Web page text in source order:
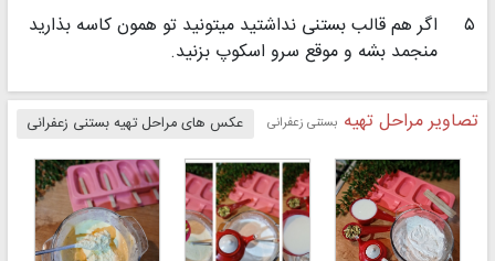
۵
اگر هم قالب بستنی نداشتید میتونید تو همون کاسه بذارید
منجمد بشه و موقع سرو اسکوپ بزنید‌.
تصاویر مراحل تهیه بستنی زعفرانی عکس های مراحل تهیه بستنی زعفرانی